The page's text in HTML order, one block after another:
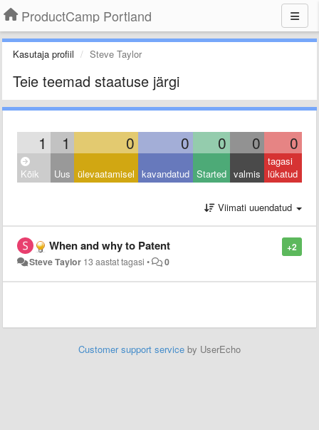
ProductCamp Portland
Kasutaja profiil Steve Taylor
Teie teemad staatuse järgi
1 1 0 0 0 0 0
Kõik Uus ülevaatamisel kavandatud Started valmis
tagasi
lükatud
Viimati uuendatud
+2
When and why to Patent
Steve Taylor 13 aastat tagasi • 0
Customer support service by UserEcho